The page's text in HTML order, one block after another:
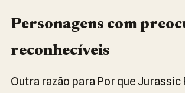
Personagens com
reconhecíveis
Outra razão para Por que Jurassic